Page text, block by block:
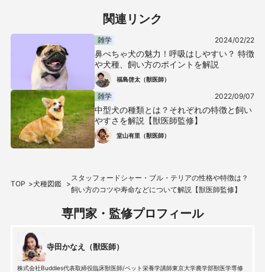
関連リンク
雑学 2024/02/22
鼻ぺちゃ犬の魅力！呼吸はしやすい？ 特徴
や犬種、飼い方のポイントを解説
福島啓太（獣医師）
雑学 2022/09/07
中型犬の種類とは？それぞれの特徴と飼い
やすさを解説【獣医師監修】
堂山有里（獣医師）
TOP 犬種図鑑
スタッフォードシャー・ブル・テリアの性格や特徴は？
飼い方のコツや寿命などについて解説【獣医師監修】
専門家・監修プロフィール
寺田かなえ（獣医師）
株式会社Buddies代表取締役臨床獣医師/ペット栄養学講師東京大学農学部獣医学専修